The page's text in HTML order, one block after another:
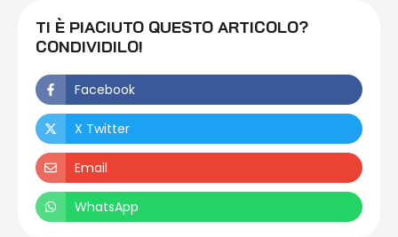
TI È PIACIUTO QUESTO ARTICOLO?
CONDIVIDILO!
Facebook
X Twitter
Email
WhatsApp